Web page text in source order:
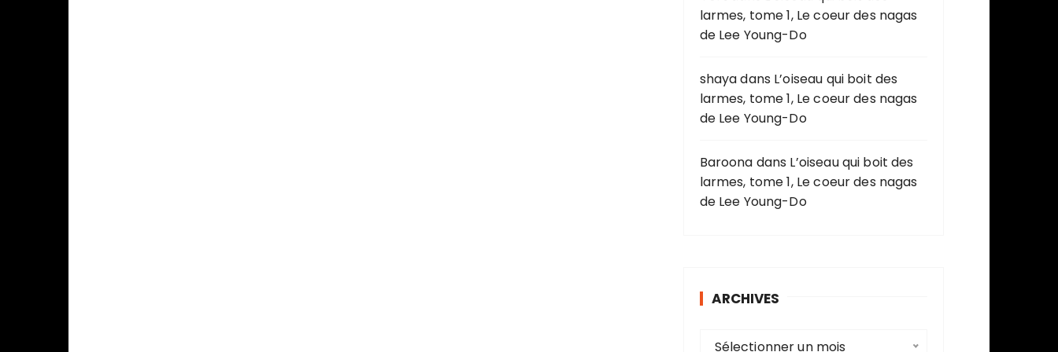
larmes, tome 1, Le coeur des nagas
de Lee Young-Do
shayadans L’oiseau qui boit des
larmes, tome 1, Le coeur des nagas
de Lee Young-Do
Baroona dans L’oiseau qui boit des
larmes, tome 1, Le coeur des nagas
de Lee Young-Do
ARCHIVES
Sélectionner un mois